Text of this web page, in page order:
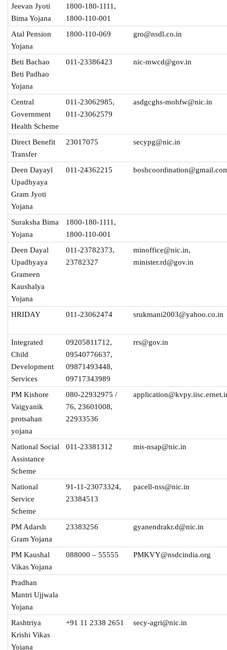
Jeevan Jyoti
Bima Yojana
1800-180-1111,
1800-110-001
Atal Pension
Yojana
1800-110-069 gro@nsdl.co.in
Beti Bachao
Beti Padhao
Yojana
011-23386423 nic-mwcd@gov.in
Central
Government
Health Scheme
011-23062985,
011-23062579
asdgcghs-mohfw@nic.in
Direct Benefit
Transfer
23017075 secypg@nic.in
Deen Dayayl
Upadhyaya
Gram Jyoti
Yojana
011-24362215
Suraksha Bima
Yojana
1800-180-1111,
1800-110-001
Deen Dayal
Upadhyaya
Grameen
Kaushalya
Yojana
011-23782373,
23782327
minoffice@nic.in,
minister.rd@gov.in
HRIDAY 011-23062474 srukmani2003@yahoo.co.in
Integrated
Child
Development
Services
09205811712,
09540776637,
09871493448,
09717343989
rrs@gov.in
PM Kishore
Vaigyanik
protsahan
yojana
080-22932975 /
76, 23601008,
22933536
National Social
Assistance
Scheme
011-23381312 mis-nsap@nic.in
National
Service
Scheme
91-11-23073324,
23384513
pacell-nss@nic.in
PM Adarsh
Gram Yojana
23383256 gyanendrakr.d@nic.in
PM Kaushal
Vikas Yojana
088000 – 55555 PMKVY@nsdcindia.org
Pradhan
Mantri Ujjwala
Yojana
Rashtriya
Krishi Vikas
Yojana
+91 11 2338 2651 secy-agri@nic.in